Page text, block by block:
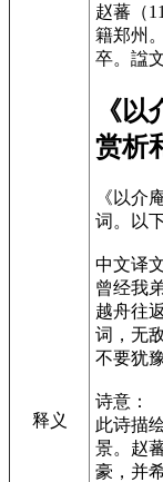
释义
赵蕃（
籍郑州
卒。諡
《
赏析
《以介
词。以
中文译
曾经我
越舟往
词，无
不要犹豫
诗意：
此诗描
景。赵
豪，并